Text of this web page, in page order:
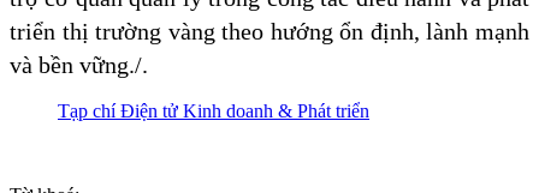
triển thị trường vàng theo hướng ổn định, lành mạnh
và bền vững./.
Tạp chí Điện tử Kinh doanh & Phát triển